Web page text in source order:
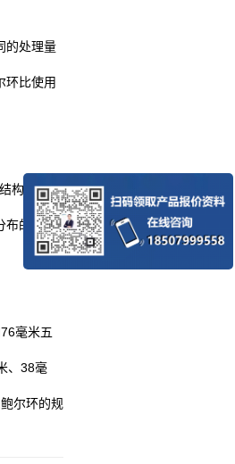
的处理量
环比使用
构设计使
布的非常
毫米五
、38毫
尔环的规